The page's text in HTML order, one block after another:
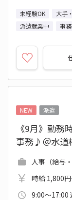
未経験OK 大手
派遣就業中
事
NEW
派遣
《9月》勤
事務♪＠水道
人事（給与・
時給 1,800
9:00～17:00